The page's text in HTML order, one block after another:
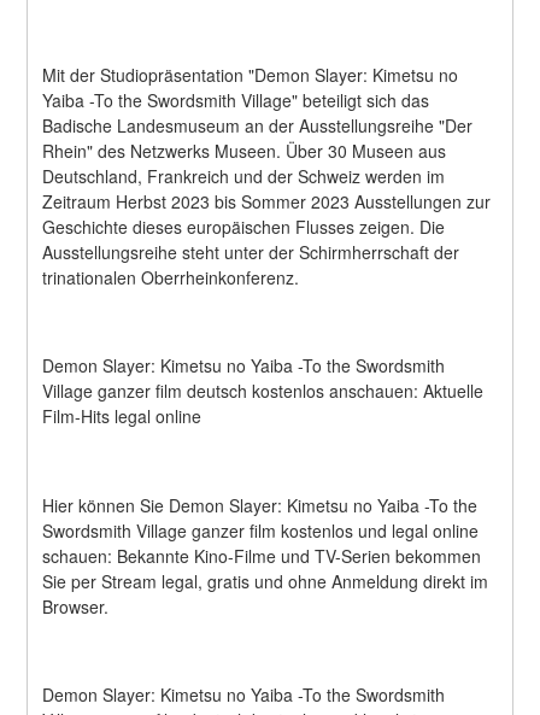
Mit der Studiopräsentation "Demon Slayer: Kimetsu no
Yaiba -To the Swordsmith Village" beteiligt sich das
Badische Landesmuseum an der Ausstellungsreihe "Der
Rhein" des Netzwerks Museen. Über 30 Museen aus
Deutschland, Frankreich und der Schweiz werden im
Zeitraum Herbst 2023 bis Sommer 2023 Ausstellungen zur
Geschichte dieses europäischen Flusses zeigen. Die
Ausstellungsreihe steht unter der Schirmherrschaft der
trinationalen Oberrheinkonferenz.
Demon Slayer: Kimetsu no Yaiba -To the Swordsmith
Village ganzer film deutsch kostenlos anschauen: Aktuelle
Film-Hits legal online
Hier können Sie Demon Slayer: Kimetsu no Yaiba -To the
Swordsmith Village ganzer film kostenlos und legal online
schauen: Bekannte Kino-Filme und TV-Serien bekommen
Sie per Stream legal, gratis und ohne Anmeldung direkt im
Browser.
Demon Slayer: Kimetsu no Yaiba -To the Swordsmith